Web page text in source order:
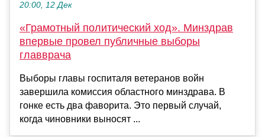
20:00, 12 Дек
«Грамотный политический ход». Минздрав
впервые провел публичные выборы
главврача
Выборы главы госпиталя ветеранов войн
завершила комиссия областного минздрава. В
гонке есть два фаворита. Это первый случай,
когда чиновники выносят ...